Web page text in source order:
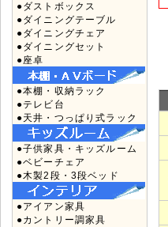
●ダストボックス
●ダイニングテーブル
●ダイニングチェア
●ダイニングセット
●座卓
●本棚・収納ラック
●テレビ台
●天井・つっぱり式ラック
●子供家具・キッズルーム
●ベビーチェア
●木製2段・3段ベッド
●アイアン家具
●カントリー調家具